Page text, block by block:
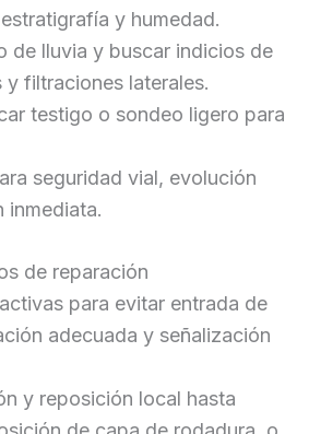
y humedad.
de lluvia y buscar indicios de
filtraciones laterales.
testigo o sondeo ligero para
seguridad vial, evolución
inmediata.
de reparación
para evitar entrada de
adecuada y señalización
y reposición local hasta